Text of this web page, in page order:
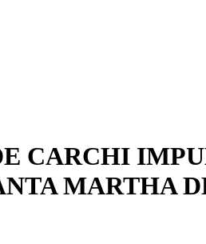
CARCHI
MARTHA